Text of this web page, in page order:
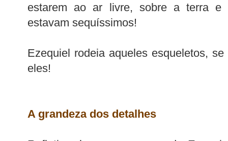
estarem ao ar livre, sobre a terra e
estavam sequíssimos!
Ezequiel rodeia aqueles esqueletos,
eles!
A grandeza dos detalhes